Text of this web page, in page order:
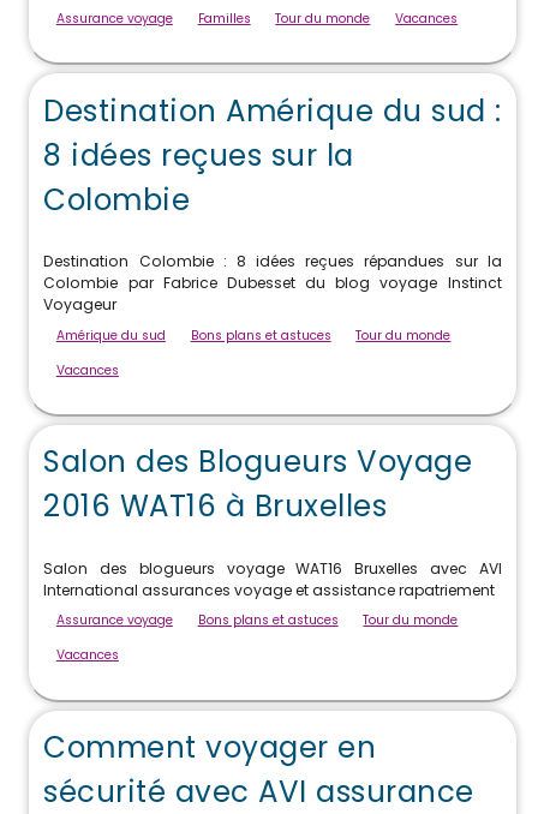
Assurance voyage Familles Tour du monde Vacances
Destination Amérique du sud :
8 idées reçues sur la
Colombie
Destination Colombie : 8 idées reçues répandues sur la
Colombie par Fabrice Dubesset du blog voyage Instinct
Voyageur
Amérique du sud Bons plans et astuces
Tour du monde
Vacances
Salon des Blogueurs Voyage
2016 WAT16 à Bruxelles
Salon des blogueurs voyage WAT16 Bruxelles avec AVI
International assurances voyage et assistance rapatriement
Assurance voyage Bons plans et astuces
Tour du monde
Vacances
Comment voyager en
sécurité avec AVI assurance